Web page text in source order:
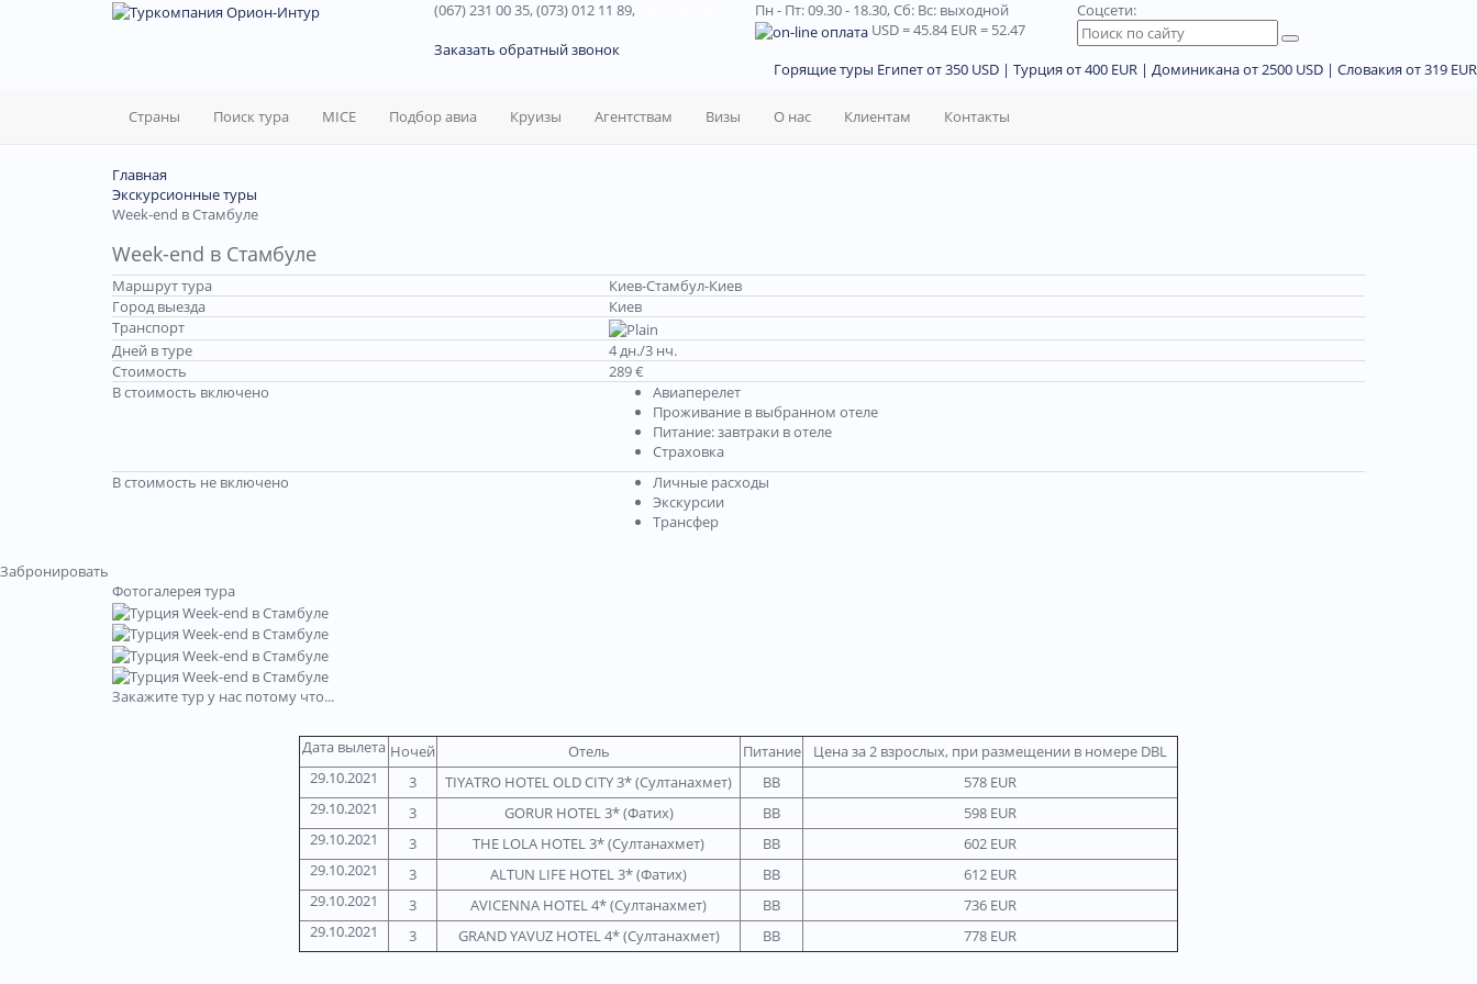
(067) 231 00 35, (073) 012 11 89,
Заказать обратный звонок
Пн - Пт: 09.30 - 18.30,Сб: Вс: выходной
USD= 45.84EUR= 52.47
Соцсети:
Горящие туры Египет от 350 USD | Турция от 400 EUR | Доминикана от 2500 USD | Словакия от 319 EUR
Страны Поиск тура MICE Подбор авиа Круизы Агентствам Визы О нас Клиентам Контакты
Главная
Экскурсионные туры
Week-end в Стамбуле
Week-end в Стамбуле
Маршрут тура
Киев-Стамбул-Киев
Город выезда
Киев
Транспорт
Дней в туре
4 дн./3 нч.
Стоимость
289 €
В стоимость включено
Авиаперелет
Проживание в выбранном отеле
Питание: завтраки в отеле
Страховка
В стоимость не включено
Личные расходы
Экскурсии
Трансфер
Забронировать
Фотогалерея тура
Закажите тур у нас потому что...
Дата вылета Ночей Отель Питание
Цена за 2 взрослых, при размещении в номере DBL
29.10.2021
3 TIYATRO HOTEL OLD CITY 3* (Султанахмет) BB
578 EUR
29.10.2021
3 GORUR HOTEL 3* (Фатих) BB
598 EUR
29.10.2021
3 THE LOLA HOTEL 3* (Султанахмет) BB
602 EUR
29.10.2021
3 ALTUN LIFE HOTEL 3* (Фатих) BB
612 EUR
29.10.2021
3 AVICENNA HOTEL 4* (Султанахмет) BB
736 EUR
29.10.2021
3 GRAND YAVUZ HOTEL 4* (Султанахмет) BB 778 EUR